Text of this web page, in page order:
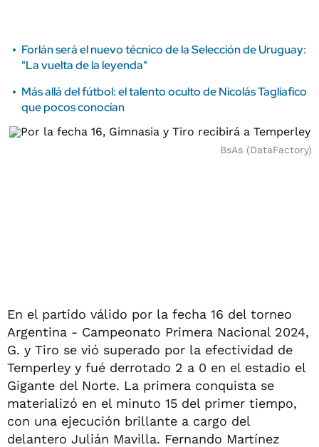
Forlán será el nuevo técnico de la Selección de Uruguay:
"La vuelta de la leyenda"
Más allá del fútbol: el talento oculto de Nicolás Tagliafico
que pocos conocían
BsAs (DataFactory)
En el partido válido por la fecha 16 del torneo
Argentina - Campeonato Primera Nacional 2024,
G. y Tiro se vió superado por la efectividad de
Temperley y fué derrotado 2 a 0 en el estadio el
Gigante del Norte. La primera conquista se
materializó en el minuto 15 del primer tiempo,
con una ejecución brillante a cargo del
delantero Julián Mavilla. Fernando Martínez